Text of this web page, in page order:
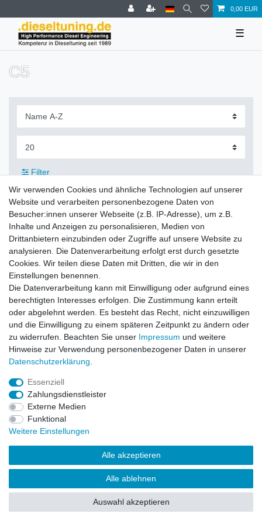
0,00 EUR
☰
C5
Filter
Zahlung und Versand
Daten­schutz­erklärung
Barrierefreiheitserklärung Widerrufs­recht
Vertrag widerrufen
© Copyright 2026 | Alle Rechte vorbehalten.
Wir verwenden Cookies und ähnliche Technologien auf unserer
Website und verarbeiten personenbezogene Daten von
Besucher:innen unserer Webseite (z.B. IP-Adresse), um z.B.
Inhalte und Anzeigen zu personalisieren, Medien von
Drittanbietern einzubinden oder Zugriffe auf unsere Website zu
analysieren. Die Datenverarbeitung erfolgt erst durch gesetzte
Cookies. Wir teilen diese Daten mit Dritten, die wir in den
Einstellungen benennen.
Die Datenverarbeitung kann mit Einwilligung oder aufgrund eines
berechtigten Interesses erfolgen. Die Zustimmung kann erteilt
oder abgelehnt werden. Es besteht das Recht, nicht einzuwilligen
und die Einwilligung zu einem späteren Zeitpunkt zu ändern oder
zu widerrufen. Beachten Sie unser Impressum und weitere
Hinweise zur Verwendung personenbezogener Daten in unserer
Daten­schutz­erklärung
Essenziell
Zahlungsdienstleister
Externe Medien
Funktional
Weitere Einstellungen
Alle akzeptieren
Alle ablehnen
Auswahl akzeptieren